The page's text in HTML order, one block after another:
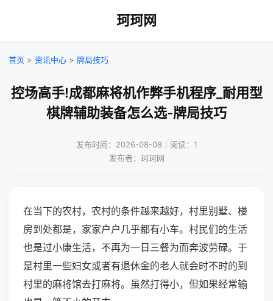
珂珂网
首页 > 资讯中心 > 牌局技巧
控场高手!成都麻将机作弊手机程序_耐用型
棋牌辅助装备怎么选-牌局技巧
发布时间：2026-08-08｜阅读：1
发布者：珂珂网
在当下的农村，农村的条件越来越好，村里别墅、楼
房到处都是，家家户户几乎都有小车。村民们的生活
也是过小康生活，不再为一日三餐为而奔波劳碌。于
是村里一些妇女或者有退休金的老人就会时不时的到
村里的麻将馆去打麻将。虽然打得小，但如果经常输